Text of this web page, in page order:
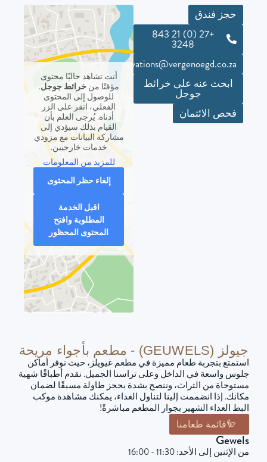
حجز فندق
+27 (0) 21 843
3248
reservations@vergenoegd.co.za
ابحث عنه على خرائط
جوجل
فحص الائتمان
أنت تشاهد حاليًا محتوى
مؤقتًا منخرائط جوجل.
للوصول إلى المحتوى
الفعلي، انقر على الزر
أدناه. يُرجى العلم بأن
القيام بذلك سيؤدي إلى
مشاركة البيانات مع مزودي
خدمات خارجيين.
للمزيد من المعلومات
إلغاء حظر المحتوى
اقبل الخدمة
المطلوبة وافتح
المحتوى المحظور
جيولز (GEUWELS) - مطعم بأجواء مريحة
استمتع بتجربة طعام مميزة في مطعم غيويلز، حيث نوفر أماكن
جلوس واسعة في الداخل وعلى تراسنا الجميل. نقدم أطباقًا شهية
مستوحاة من التراث، وننصح بشدة بحجز طاولة مسبقًا لضمان
مكانك. إذا انضممت إلينا لتناول الغداء، يمكنك مشاهدة موكب
البط العداء الشهير بجوار المطعم مباشرةً!
قائمة طعامنا
Gewels
من الإثنين إلى الأحد: 11:30 - 16:00